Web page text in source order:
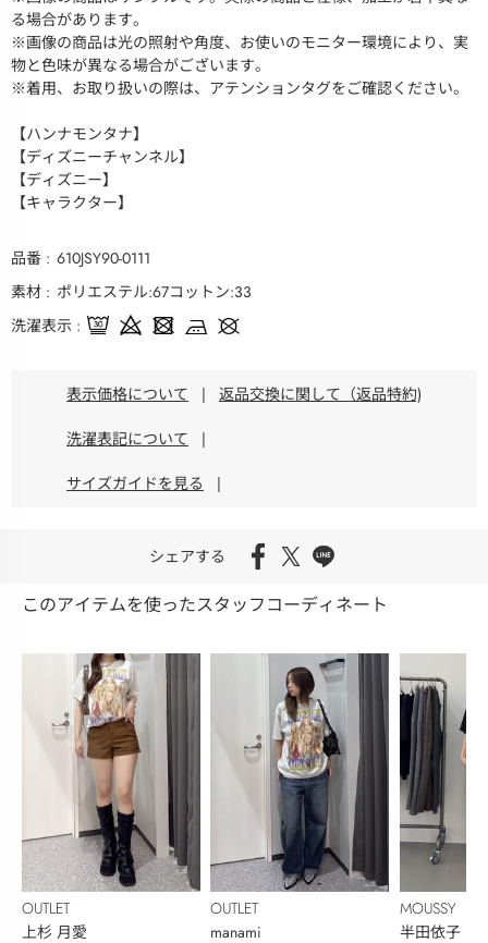
る場合があります。
※画像の商品は光の照射や角度、お使いのモニター環境により、実
物と色味が異なる場合がございます。
※着用、お取り扱いの際は、アテンションタグをご確認ください。
【ハンナモンタナ】
【ディズニーチャンネル】
【ディズニー】
【キャラクター】
品番
610JSY90-0111
素材
ポリエステル:67コットン:33
洗濯表示
表示価格について | 返品交換に関して（返品特約)
洗濯表記について |
サイズガイドを見る |
シェアする
このアイテムを使ったスタッフコーディネート
OUTLET
上杉 月愛
OUTLET
manami
MOUSSY
半田依子